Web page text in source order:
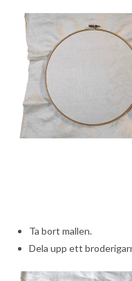
Ta bort mallen.
Dela upp ett